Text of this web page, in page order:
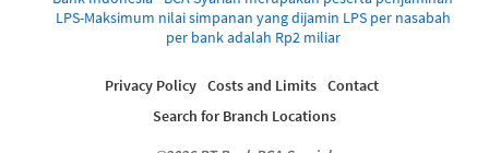
LPS-Maksimum nilai simpanan yang dijamin LPS per nasabah
per bank adalah Rp2 miliar
Privacy Policy Costs and Limits Contact
Search for Branch Locations